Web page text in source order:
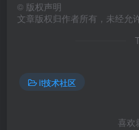
© 版权声明
文章版权归作者所有，未经允
it技术社区
喜欢